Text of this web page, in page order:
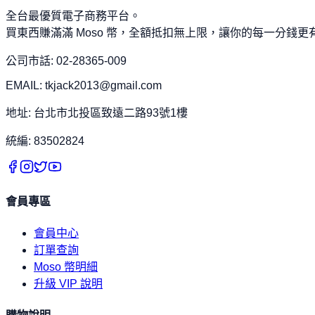
全台最優質電子商務平台。
買東西賺滿滿 Moso 幣，全額抵扣無上限，讓你的每一分錢更
公司市話: 02-28365-009
EMAIL: tkjack2013@gmail.com
地址: 台北市北投區致遠二路93號1樓
統編: 83502824
會員專區
會員中心
訂單查詢
Moso 幣明細
升級 VIP 說明